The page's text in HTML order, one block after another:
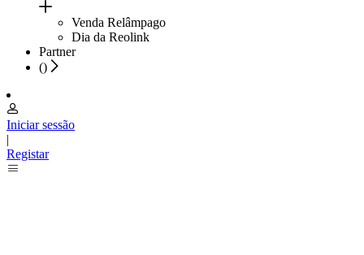
Venda Relâmpago
Dia da Reolink
Partner
()
Iniciar sessão
|
Registar